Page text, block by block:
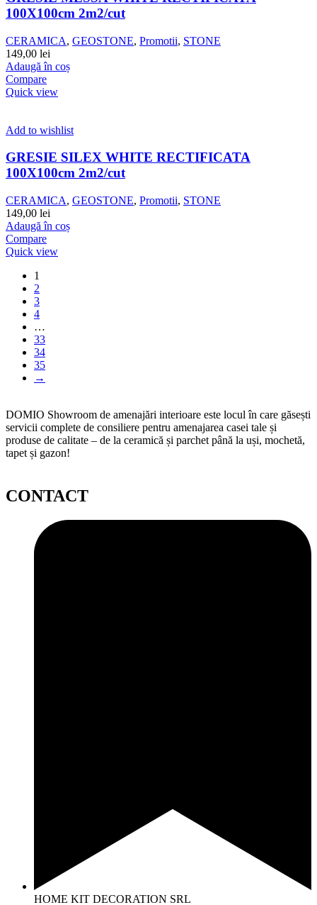
100X100cm 2m2/cut
CERAMICA, GEOSTONE, Promotii, STONE
149,00 lei
Adaugă în coș
Compare
Quick view
Add to wishlist
GRESIE SILEX WHITE RECTIFICATA
100X100cm 2m2/cut
CERAMICA, GEOSTONE, Promotii, STONE
149,00 lei
Adaugă în coș
Compare
Quick view
1
2
3
4
…
33
34
35
→
DOMIO Showroom de amenajări interioare este locul în care găsești
servicii complete de consiliere pentru amenajarea casei tale și
produse de calitate – de la ceramică și parchet până la uși, mochetă,
tapet și gazon!
CONTACT
HOME KIT DECORATION SRL